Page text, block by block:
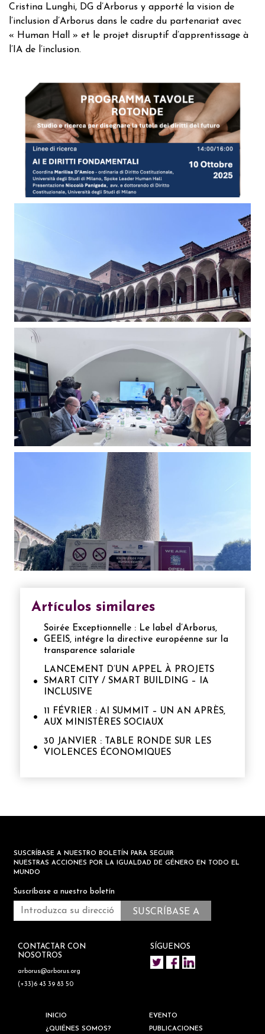
Cristina Lunghi, DG d’Arborus y apporté la vision de
l’inclusion d’Arborus dans le cadre du partenariat avec
« Human Hall » et le projet disruptif d’apprentissage à
l’IA de l’inclusion.
Artículos similares
Soirée Exceptionnelle : Le label d’Arborus,
GEEIS, intégre la directive européenne sur la
transparence salariale
LANCEMENT D’UN APPEL À PROJETS
SMART CITY / SMART BUILDING – IA
INCLUSIVE
11 FÉVRIER : AI SUMMIT – UN AN APRÈS,
AUX MINISTÈRES SOCIAUX
30 JANVIER : TABLE RONDE SUR LES
VIOLENCES ÉCONOMIQUES
SUSCRÍBASE A NUESTRO BOLETÍN PARA SEGUIR
NUESTRAS ACCIONES POR LA IGUALDAD DE GÉNERO EN TODO EL
MUNDO
Suscríbase a nuestro boletín
CONTACTAR CON
NOSOTROS
arborus@arborus.org
(+33)6 43 39 83 50
SÍGUENOS
INICIO
EVENTO
¿QUIÉNES SOMOS?
PUBLICACIONES